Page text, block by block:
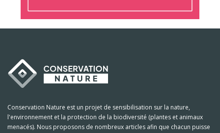
Conservation Nature est un projet de sensibilisation sur la nature,
l'environnement et la protection de la biodiversité (plantes et animaux
menacés). Nous proposons de nombreux articles afin que chacun puisse